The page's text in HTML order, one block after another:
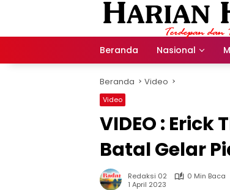
Beranda Nasional
Beranda Video
Video
VIDEO : Erick
Batal Gelar
Redaksi 02
0 Min Baca
1 April 2023